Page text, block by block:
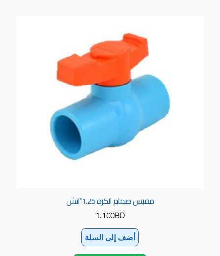
مقبس صمام الكرة 1.25″انش
1.100BD
أضف إلى السلة